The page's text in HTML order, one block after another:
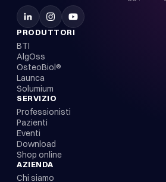
PRODUTTORI
BTI
AlgOss
OsteoBiol®
Launca
Solumium
SERVIZIO
Professionisti
Pazienti
Eventi
Download
Shop online
AZIENDA
Chi siamo